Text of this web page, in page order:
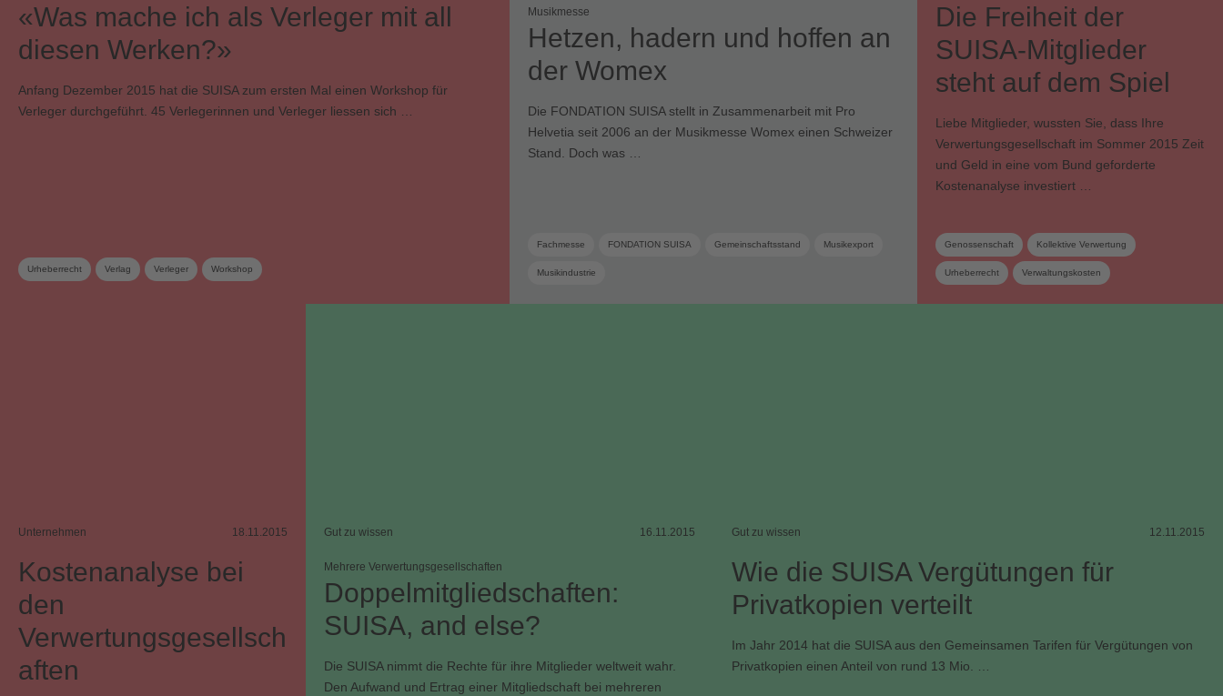
«Was mache ich als Verleger mit all
diesen Werken?»
Anfang Dezember 2015 hat die SUISA zum ersten Mal einen Workshop für
Verleger durchgeführt. 45 Verlegerinnen und Verleger liessen sich …
Urheberrecht Verlag Verleger Workshop
Musikmesse
Hetzen, hadern und hoffen an
der Womex
Die FONDATION SUISA stellt in Zusammenarbeit mit Pro
Helvetia seit 2006 an der Musikmesse Womex einen Schweizer
Stand. Doch was …
Fachmesse FONDATION SUISA Gemeinschaftsstand Musikexport
Musikindustrie
Die Freiheit der
SUISA-Mitglieder
steht auf dem Spiel
Liebe Mitglieder, wussten Sie, dass Ihre
Verwertungsgesellschaft im Sommer 2015 Zeit
und Geld in eine vom Bund geforderte
Kostenanalyse investiert …
Genossenschaft Kollektive Verwertung
Urheberrecht Verwaltungskosten
Unternehmen 18.11.2015
Kostenanalyse bei
den
Verwertungsgesellsch
aften
Gut zu wissen 16.11.2015
Mehrere Verwertungsgesellschaften
Doppelmitgliedschaften:
SUISA, and else?
Die SUISA nimmt die Rechte für ihre Mitglieder weltweit wahr.
Den Aufwand und Ertrag einer Mitgliedschaft bei mehreren
Gut zu wissen 12.11.2015
Wie die SUISA Vergütungen für
Privatkopien verteilt
Im Jahr 2014 hat die SUISA aus den Gemeinsamen Tarifen für Vergütungen von
Privatkopien einen Anteil von rund 13 Mio. …